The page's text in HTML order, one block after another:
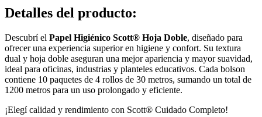
Detalles del producto:
Descubrí el Papel Higiénico Scott® Hoja Doble, diseñado para
ofrecer una experiencia superior en higiene y confort. Su textura
dual y hoja doble aseguran una mejor apariencia y mayor suavidad,
ideal para oficinas, industrias y planteles educativos. Cada bolson
contiene 10 paquetes de 4 rollos de 30 metros, sumando un total de
1200 metros para un uso prolongado y eficiente.
¡Elegí calidad y rendimiento con Scott® Cuidado Completo!